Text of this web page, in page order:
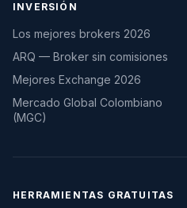
INVERSIÓN
Los mejores brokers 2026
ARQ — Broker sin comisiones
Mejores Exchange 2026
Mercado Global Colombiano
(MGC)
HERRAMIENTAS GRATUITAS